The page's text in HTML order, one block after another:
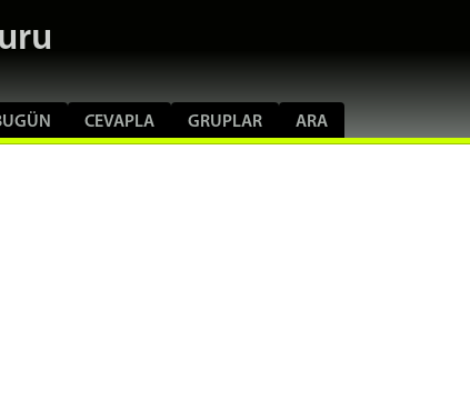
CEVAPLA GRUPLAR ARA